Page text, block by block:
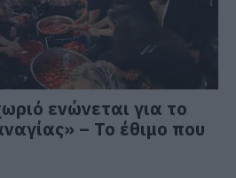
ενώνεται για το
– Το έθιμο που